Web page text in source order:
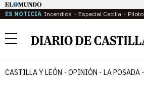
ES NOTICIA Incendios Especial Cecilia
Menú
CASTILLA Y LEÓN OPINIÓN LA POSADA